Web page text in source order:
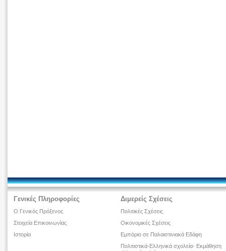
Γενικές Πληροφορίες
Ο Γενικός Πρόξενος
Στοιχεία Επικοινωνίας
Ιστορία
Διμερείς Σχέσεις
Πολιτικές Σχέσεις
Οικονομικές Σχέσεις
Εμπόριο σε Παλαιστινιακά Εδάφη
Πολιτιστικά-Ελληνικά σχολεία- Εκμάθηση